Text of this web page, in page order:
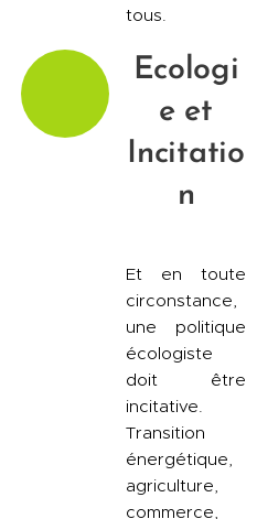
tous.
Ecologi
e et
Incitatio
n
Et en toute
circonstance,
une politique
écologiste
doit être
incitative.
Transition
énergétique,
agriculture,
commerce,